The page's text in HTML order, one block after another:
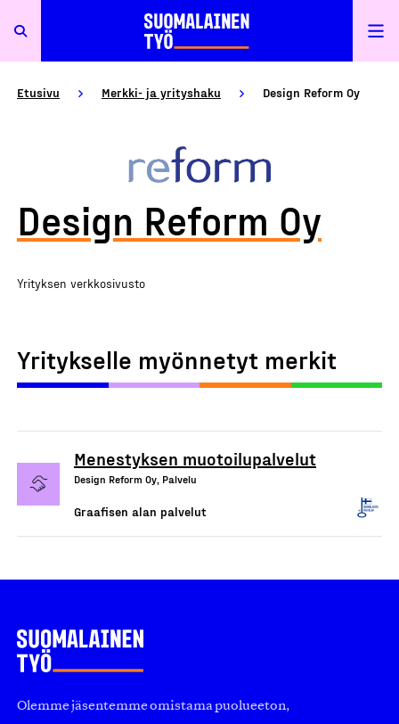
Etusivu Merkki- ja yrityshaku Design Reform Oy
Design Reform Oy
Yrityksen verkkosivusto
Yritykselle myönnetyt merkit
Menestyksen muotoilupalvelut
Design Reform Oy, Palvelu
Graafisen alan palvelut
Olemme jäsentemme omistama puolueeton,